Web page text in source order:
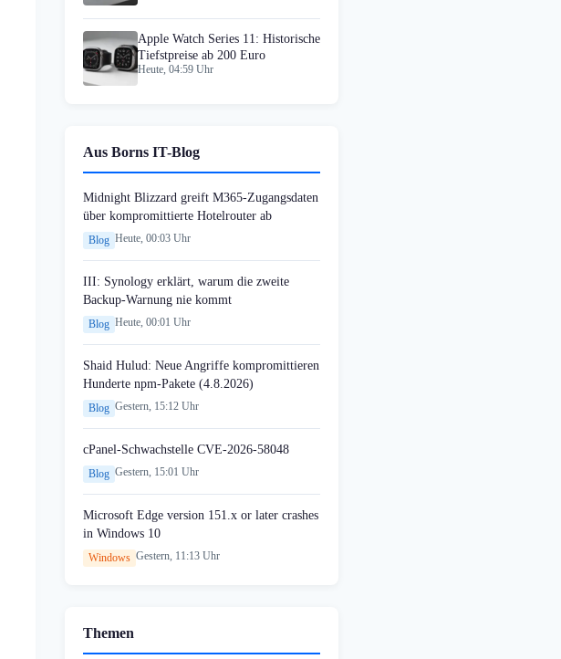
Apple Watch Series 11: Historische
Tiefstpreise ab 200 Euro
Heute, 04:59 Uhr
Aus Borns IT-Blog
Midnight Blizzard greift M365-Zugangsdaten
über kompromittierte Hotelrouter ab
Blog Heute, 00:03 Uhr
III: Synology erklärt, warum die zweite
Backup-Warnung nie kommt
Blog Heute, 00:01 Uhr
Shaid Hulud: Neue Angriffe kompromittieren
Hunderte npm-Pakete (4.8.2026)
Blog Gestern, 15:12 Uhr
cPanel-Schwachstelle CVE-2026-58048
Blog Gestern, 15:01 Uhr
Microsoft Edge version 151.x or later crashes
in Windows 10
Windows Gestern, 11:13 Uhr
Themen